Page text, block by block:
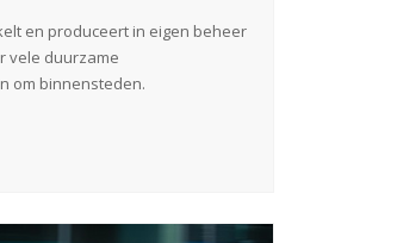
en produceert in eigen beheer
vele duurzame
om binnensteden.